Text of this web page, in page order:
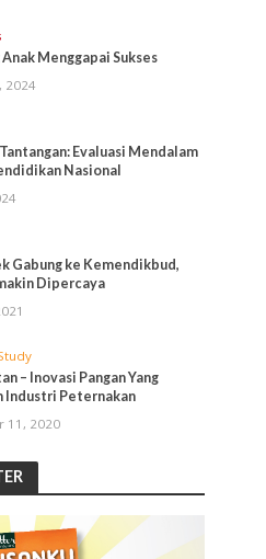
Menggapai Sukses
2024
Evaluasi Mendalam
Nasional
Gabung ke Kemendikbud,
Dipercaya
– Inovasi Pangan Yang
Industri Peternakan
11, 2020